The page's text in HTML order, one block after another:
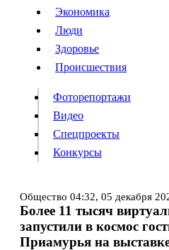
Власть
Происшествия
Видео
Конкурсы
Информация
Экономика
Люди
Здоровье
Происшествия
Фоторепортажи
Видео
Спецпроекты
Конкурсы
Общество 04:32, 05 декабря
Более 11 тысяч
запустили в космос
Приамурья на